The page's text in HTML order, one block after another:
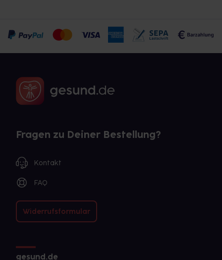
Fragen zu Deiner Bestellung?
Kontakt
FAQ
Widerrufsformular
gesund.de